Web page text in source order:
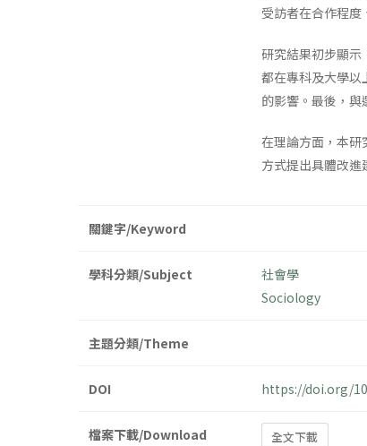
受訪者在合作程度
研究結果初步顯示
都在專科及大學以
的影響。最後，
在理論方面，本研
方式提出具體改進
關鍵字/Keyword
學科分類/Subject
社會學
Sociology
主題分類/Theme
DOI https://doi.org/
檔案下載/Download 全文下載